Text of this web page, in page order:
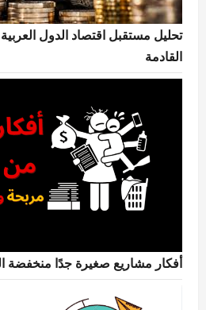
تحليل مستقبل اقتصاد الدول
القادمة
أفكار مشاريع صغيرة جدًا منخفضة